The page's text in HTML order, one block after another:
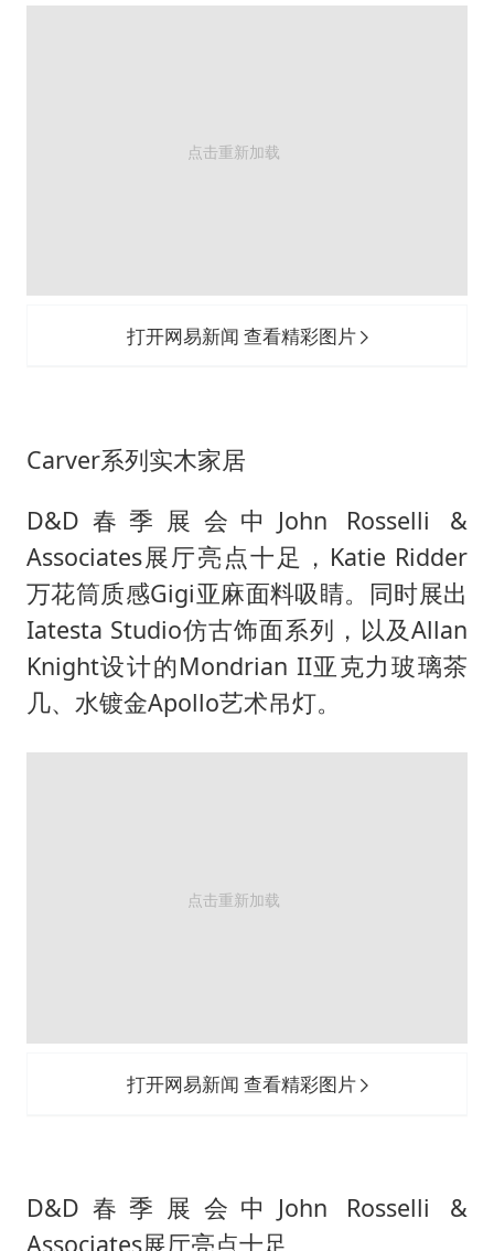
打开网易新闻 查看精彩图片
Carver系列实木家居
D&D春季展会中John Rosselli &
Associates展厅亮点十足，Katie Ridder
万花筒质感Gigi亚麻面料吸睛。同时展出
Iatesta Studio仿古饰面系列，以及Allan
Knight设计的Mondrian II亚克力玻璃茶
几、水镀金Apollo艺术吊灯。
打开网易新闻 查看精彩图片
D&D春季展会中John Rosselli &
Associates展厅亮点十足